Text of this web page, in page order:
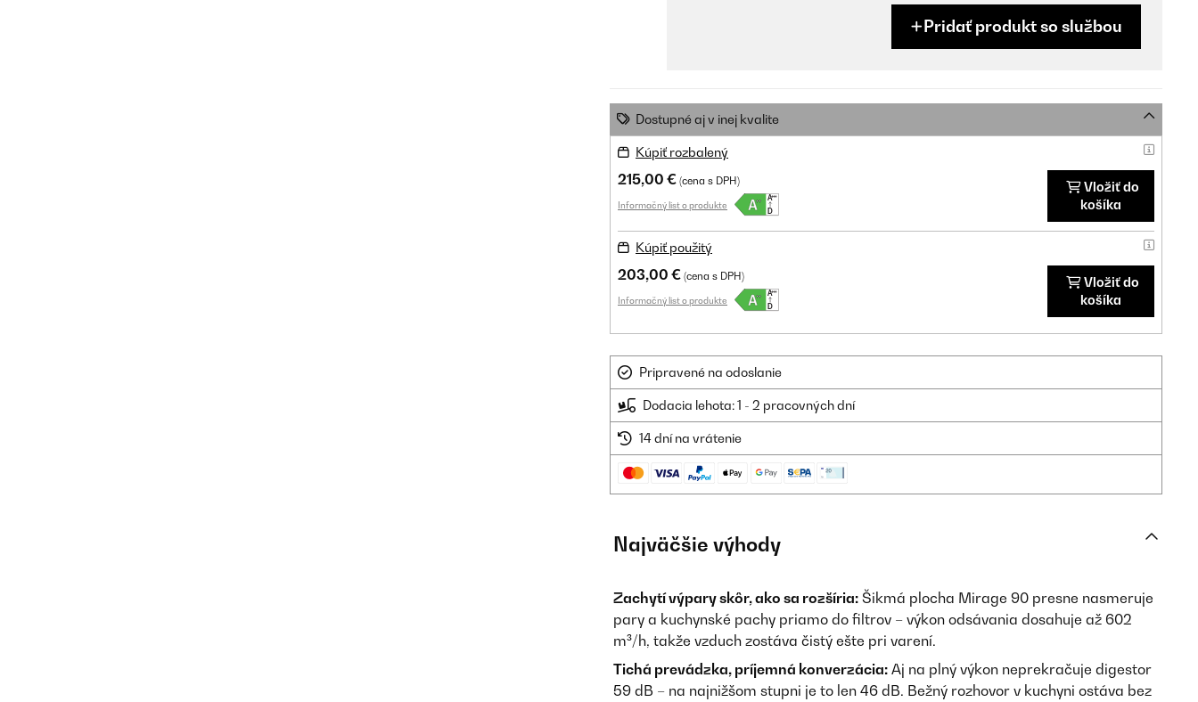
Pridať produkt so službou
Dostupné aj v inej kvalite
Kúpiť rozbalený
215,00 € (cena s DPH)
Informačný list o produkte
Vložiť do
košíka
Kúpiť použitý
203,00 € (cena s DPH)
Informačný list o produkte
Vložiť do
košíka
Pripravené na odoslanie
Dodacia lehota: 1 - 2 pracovných dní
14 dní na vrátenie
Najväčšie výhody
Zachytí výpary skôr, ako sa rozšíria: Šikmá plocha Mirage 90 presne nasmeruje
pary a kuchynské pachy priamo do filtrov – výkon odsávania dosahuje až 602
m³/h, takže vzduch zostáva čistý ešte pri varení.
Tichá prevádzka, príjemná konverzácia: Aj na plný výkon neprekračuje digestor
59 dB – na najnižšom stupni je to len 46 dB. Bežný rozhovor v kuchyni ostáva bez